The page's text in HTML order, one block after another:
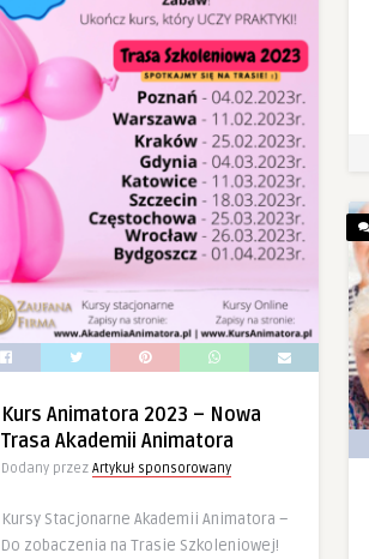
Kurs Animatora 2023 – Nowa
Trasa Akademii Animatora
Dodany przez Artykuł sponsorowany
Kursy Stacjonarne Akademii Animatora –
Do zobaczenia na Trasie Szkoleniowej!